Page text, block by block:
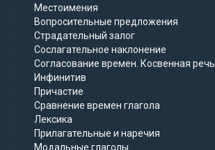
Местоимения
Вопросительные предложения
Страдательный залог
Сослагательное наклонение
Согласование времен. Косвенная речь.
Инфинитив
Причастие
Сравнение времен глагола
Лексика
Прилагательные и наречия
Модальные глаголы